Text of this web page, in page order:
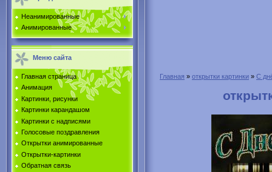
Неанимированные
Анимированные
Меню сайта
Главная страница
Анимация
Картинки, рисунки
Картинки карандашом
Картинки с надписями
Голосовые поздравления
Открытки анимированные
Открытки-картинки
Обратная связь
Главная » открытки картинки » С